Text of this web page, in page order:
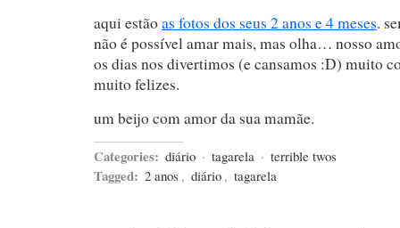
aqui estãoas fotos dos seus 2 anos e 4 meses.
não é possível amar mais, mas olha… nosso
os dias nos divertimos (e cansamos :D) muito
muito felizes.
um beijo com amor da sua mamãe.
Categories: diário · tagarela · terrible twos
Tagged: 2 anos , diário , tagarela